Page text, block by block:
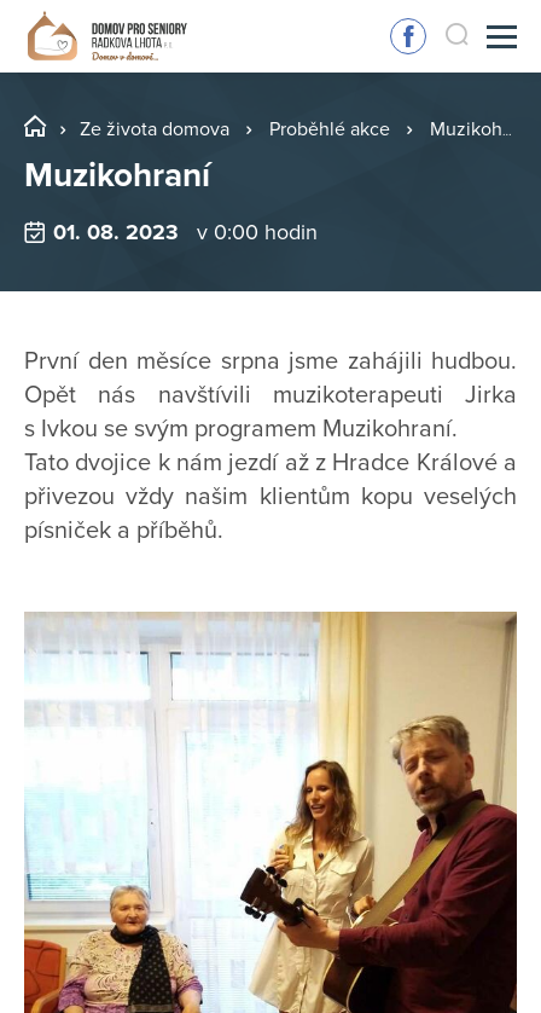
Ze života domova Proběhlé akce Muzikohraní
Muzikohraní
01. 08. 2023 v 0:00 hodin
První den měsíce srpna jsme zahájili hudbou.
Opět nás navštívili muzikoterapeuti Jirka
s Ivkou se svým programem Muzikohraní.
Tato dvojice k nám jezdí až z Hradce Králové a
přivezou vždy našim klientům kopu veselých
písniček a příběhů.